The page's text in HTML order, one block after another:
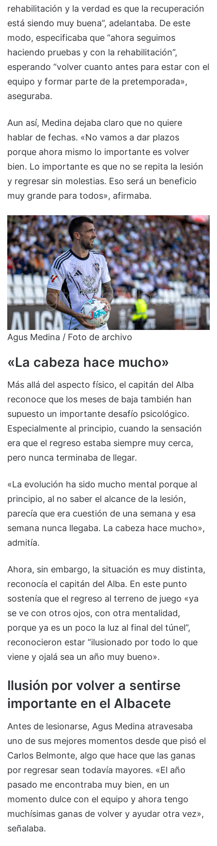
rehabilitación y la verdad es que la recuperación
está siendo muy buena”, adelantaba. De este
modo, especificaba que “ahora seguimos
haciendo pruebas y con la rehabilitación”,
esperando “volver cuanto antes para estar con el
equipo y formar parte de la pretemporada»,
aseguraba.
Aun así, Medina dejaba claro que no quiere
hablar de fechas. «No vamos a dar plazos
porque ahora mismo lo importante es volver
bien. Lo importante es que no se repita la lesión
y regresar sin molestias. Eso será un beneficio
muy grande para todos», afirmaba.
Agus Medina / Foto de archivo
«La cabeza hace mucho»
Más allá del aspecto físico, el capitán del Alba
reconoce que los meses de baja también han
supuesto un importante desafío psicológico.
Especialmente al principio, cuando la sensación
era que el regreso estaba siempre muy cerca,
pero nunca terminaba de llegar.
«La evolución ha sido mucho mental porque al
principio, al no saber el alcance de la lesión,
parecía que era cuestión de una semana y esa
semana nunca llegaba. La cabeza hace mucho»,
admitía.
Ahora, sin embargo, la situación es muy distinta,
reconocía el capitán del Alba. En este punto
sostenía que el regreso al terreno de juego «ya
se ve con otros ojos, con otra mentalidad,
porque ya es un poco la luz al final del túnel”,
reconocieron estar “ilusionado por todo lo que
viene y ojalá sea un año muy bueno».
Ilusión por volver a sentirse
importante en el Albacete
Antes de lesionarse, Agus Medina atravesaba
uno de sus mejores momentos desde que pisó el
Carlos Belmonte, algo que hace que las ganas
por regresar sean todavía mayores. «El año
pasado me encontraba muy bien, en un
momento dulce con el equipo y ahora tengo
muchísimas ganas de volver y ayudar otra vez»,
señalaba.